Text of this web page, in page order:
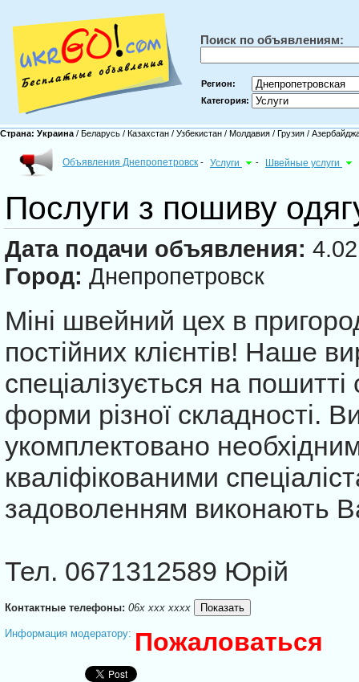
Поиск по объявлениям:
Регион:
Категория:
Страна: Украина / Беларусь / Казахстан / Узбекистан / Молдавия / Грузия /
Объявления Днепропетровск - Услуги - Швейные услуги
Послуги з пошиву
Дата подачи объявления:
Город: Днепропетровск
Міні швейний цех в
постійних клієнтів! Наше
спеціалізується на пошитті
форми різної складності.
укомплектовано
кваліфікованими
задоволенням виконають
Тел. 0671312589 Юрій
Контактные телефоны: 06x xxx xxxx
Информация модератору: Пожаловаться